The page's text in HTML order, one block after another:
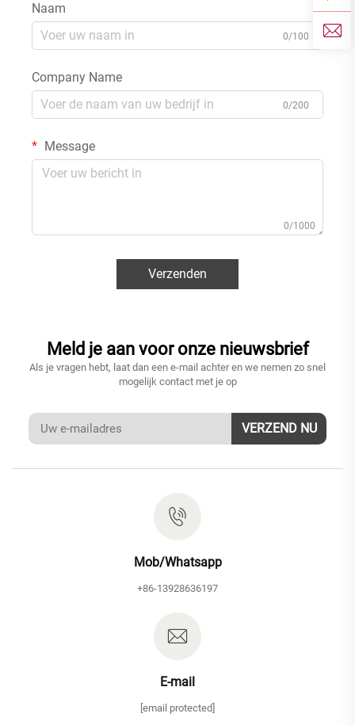
Naam
0/100
Company Name
0/200
Message
0/1000
Verzenden
Meld je aan voor onze nieuwsbrief
Als je vragen hebt, laat dan een e-mail achter en we nemen zo snel
mogelijk contact met je op
VERZEND NU
Mob/Whatsapp
+86-13928636197
E-mail
[email protected]